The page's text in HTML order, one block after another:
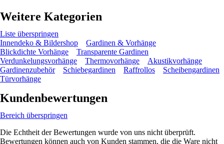
Weitere Kategorien
Liste überspringen
Innendeko & Bildershop
Gardinen & Vorhänge
Blickdichte Vorhänge
Transparente Gardinen
Verdunkelungsvorhänge
Thermovorhänge
Akustikvorhänge
Gardinenzubehör
Schiebegardinen Raffrollos
Scheibengardinen
Türvorhänge
Kundenbewertungen
Bereich überspringen
Die Echtheit der Bewertungen wurde von uns nicht überprüft.
Bewertungen können auch von Kunden stammen, die die Ware nicht